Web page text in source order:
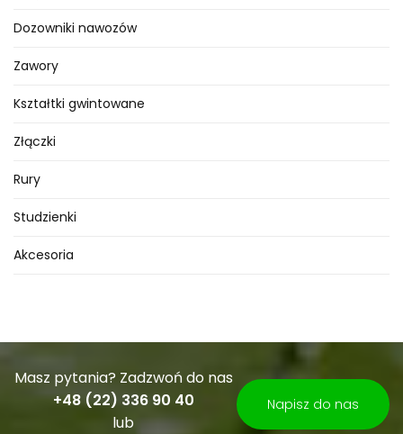
Dozowniki nawozów
Zawory
Kształtki gwintowane
Złączki
Rury
Studzienki
Akcesoria
Masz pytania? Zadzwoń do nas
+48 (22) 336 90 40
lub
Napisz do nas